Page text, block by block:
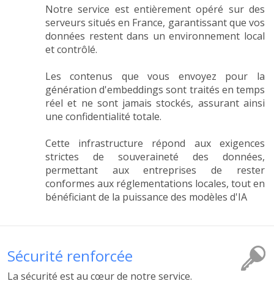
Notre service est entièrement opéré sur des
serveurs situés en France, garantissant que vos
données restent dans un environnement local
et contrôlé.
Les contenus que vous envoyez pour la
génération d'embeddings sont traités en temps
réel et ne sont jamais stockés, assurant ainsi
une confidentialité totale.
Cette infrastructure répond aux exigences
strictes de souveraineté des données,
permettant aux entreprises de rester
conformes aux réglementations locales, tout en
bénéficiant de la puissance des modèles d'IA
Sécurité renforcée
La sécurité est au cœur de notre service.